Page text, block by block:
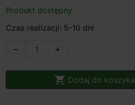
Produkt dostępny
Czas realizacji: 5-10 dni
 
 Dodaj do koszyka